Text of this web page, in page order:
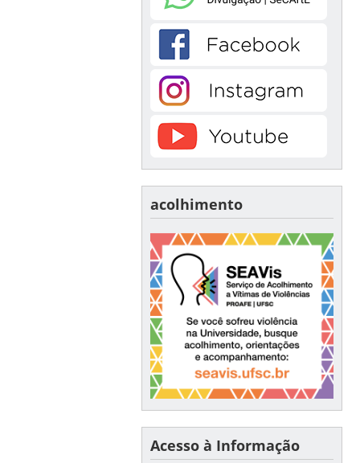
acolhimento
Acesso à Informação